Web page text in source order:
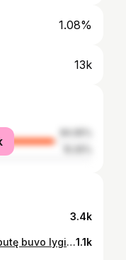
1.08%
13k
3.4k
🥹🤍🌳🌞🌾🍃✨ Lietuvoje pas bobutę buvo lygiai taip pat… Vasaros atrodė begalinės, saulė pro langą, oras kvepėjo lietumi ir žole, o visas pasaulis tilpo į kiemą, seną takelį ir tuos paprastus vakarus, kurie dabar atrodo patys brangiausi. Žaidimai su sesutę, visokiausi kokius tik fantazija aprėpdavo. Žvejojimas ir maudynės prudę. Šviežias pienas dar šiltas iš ryto, kiaušiniai iš vištidės, katiniukai su šuniukais ant slenksčio, kurie visada laukdavo kieme arba miegodavo kartu lovoje. Skystai virti kiaušiniai, batonas su sviestu ir druskytę, arbatytė ir valgant rytiniai pašnekesiai su dieduku prie stalo. Lauke iš pat ryto giedantis gaidys, vištelės su viščiukais, arklys, karvės, kiaulytės…Savų daržų skonis, ką tik nuskintos uogos, žemuogės, kriaušės ir obuoliai tiesiai nuo medžio, miškai, tyras oras, paukščių giesmės…gyvūnai aplink ir tas jaukumas, kurio niekur kitur nėra. 🐓🍓 Keptos bulvės, kotletukai, blynukai ir visi kiti skaniausi patiekalai… ir vis tie bobutės paskatinimai valgyti, nes mažai valgėm… Paprasta… bet taip tikra. ramybė, kurios nepakeisi niekuo. Tas medinis geltonas namas net iš toli šviečiantis kaip saulutė…Ten užtekdavo tiek nedaug: kiemo, vasaros, bobutės ir dėduko namų ir nerūpestingos širdies. Taip pasiilgau mūsų bobutės, jos žvilgsnio ir apkabinimų, tų pašnekesių ir paglostymų, šiltų rankų, žvilgsnio ir visų akimirkų… ji buvo mums kaip antra mamytė, taip visada sakiau ir sakysių, nes bobutės meilė buvo neapsakomo gylio… tikiu, kad jie kartu stebi mus iš dangaus ir yra visada su mumis mūsų širdyse… 🥹❤️❤️❤️ tokia didelę meilę vis dar jaučiu savo širdyje ir visada ją jausiu, nes atrodo, kad dar dabar vis matau dėduką, bobutę ir visus gyvūnus savo akyse ir viskas ko neįmanoma net parašyti žodžiais, tik išjausti širdimi. Jaučiu ir matau kiekvieną detalę. Tai visą gyvenimą išliks gražiausiais ir brangiausiais momentais… esu dėkinga dievuliukui visa širdimi už tokią nuostabią vaikystę ir senelius…myliu begalo visa širdimi ir siela, kad ir kur jūs bebūtumėte… 🥹🥹❤️❤️❤️1.1k